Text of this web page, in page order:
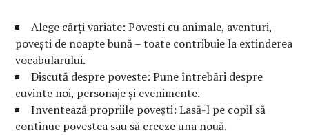
Alege cărți variate: Povesti cu animale, aventuri,
povești de noapte bună – toate contribuie la extinderea
vocabularului.
Discută despre poveste: Pune întrebări despre
cuvinte noi, personaje și evenimente.
Inventează propriile povești: Lasă-l pe copil să
continue povestea sau să creeze una nouă.